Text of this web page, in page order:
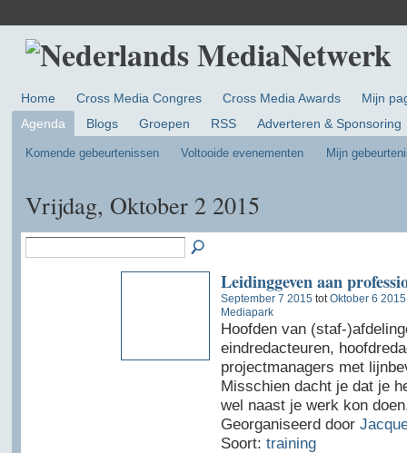
Home Cross Media Congres Cross Media Awards
Mijn
Agenda
Blogs Groepen RSS Adverteren & Sponsoring
Komende gebeurtenissen Voltooide evenementen Mijn
Vrijdag, Oktober 2 2015
Leidinggeven aan
September 7 2015 totOktober 6 2015
Mediapark
Hoofden van (staf-
eindredacteuren,
projectmanagers met
Misschien dacht je dat je
wel naast je werk kon
Georganiseerd door
Soort: training